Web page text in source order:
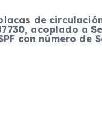
de circulación
acoplado a
con número de